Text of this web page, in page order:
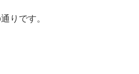
りです。